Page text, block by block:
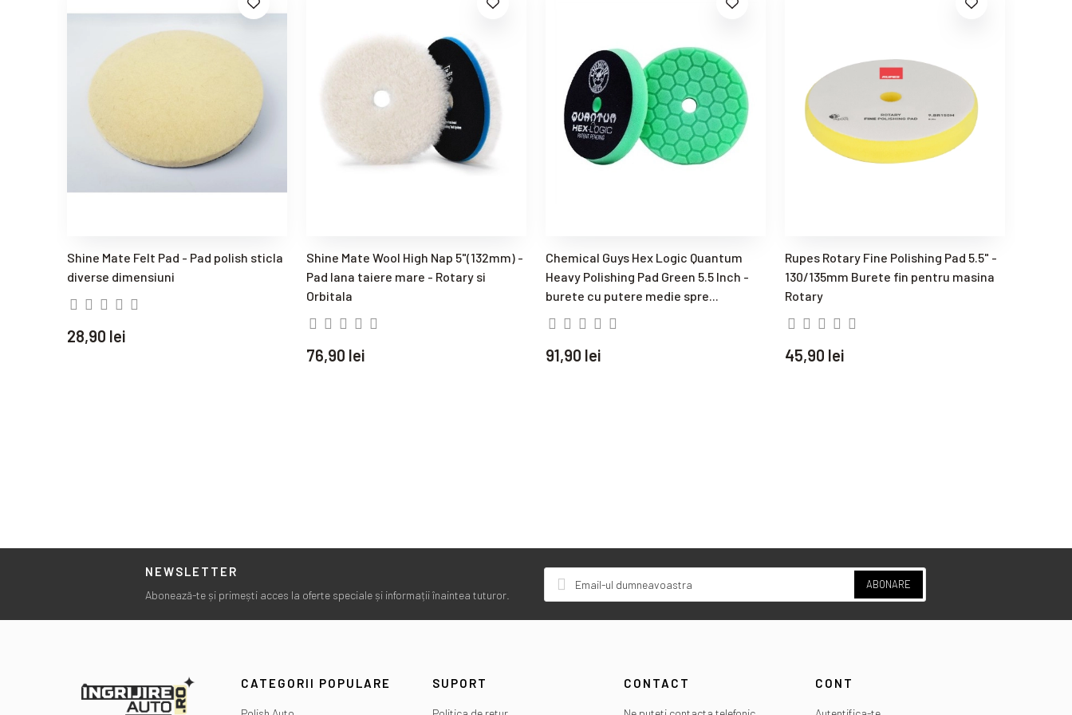
Shine Mate Felt Pad - Pad polish sticla
diverse dimensiuni
28,90 lei
Shine Mate Wool High Nap 5"(132mm) -
Pad lana taiere mare - Rotary si
Orbitala
76,90 lei
Chemical Guys Hex Logic Quantum
Heavy Polishing Pad Green 5.5 Inch -
burete cu putere medie spre...
91,90 lei
Rupes Rotary Fine Polishing Pad 5.5" -
130/135mm Burete fin pentru masina
Rotary
45,90 lei
NEWSLETTER
Abonează-te și primești acces la oferte speciale și informații înaintea tuturor.
ABONARE
CATEGORII POPULARE SUPORT CONTACT CONT